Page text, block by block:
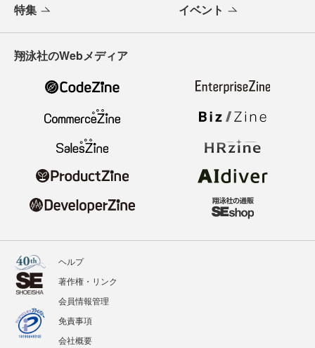
特集 イベント
翔泳社のWebメディア
ヘルプ
著作権・リンク
会員情報管理
免責事項
会社概要